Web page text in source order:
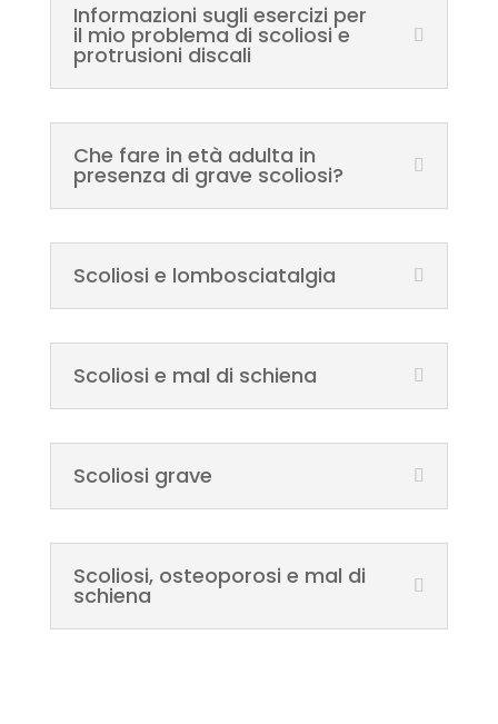
Informazioni sugli esercizi per
il mio problema di scoliosi e
protrusioni discali
Che fare in età adulta in
presenza di grave scoliosi?
Scoliosi e lombosciatalgia
Scoliosi e mal di schiena
Scoliosi grave
Scoliosi, osteoporosi e mal di
schiena